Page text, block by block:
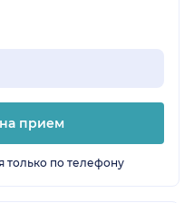
прием
только по телефону